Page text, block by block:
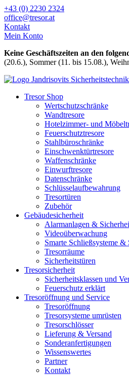
Zum
Inhalt
wechseln
+43 (0) 2230 2324
office@tresor.at
Kontakt
Mein Konto
Keine Geschäftszeiten an den
(20.6.), Sommer (11. bis 15.08.),
Tresor Shop
Wertschutzschränke
Wandtresore
Hotelzimmer- und
Feuerschutztresore
Stahlbüroschränke
Einschwenktürtresore
Waffenschränke
Einwurftresore
Datenschränke
Schlüsselaufbewahrung
Tresortüren
Zubehör
Gebäudesicherheit
Alarmanlagen &
Videoüberwachung
Smarte Schließsysteme &
Tresorräume
Sicherheitstüren
Tresorsicherheit
Sicherheitsklassen und
Feuerschutz erklärt
Tresoröffnung und Service
Tresoröffnung
Tresorsysteme umrüsten
Tresorschlösser
Lieferung & Versand
Sonderanfertigungen
Wissenswertes
Partner
Kontakt